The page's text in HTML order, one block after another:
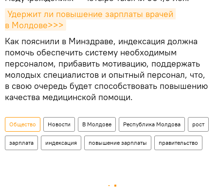
Удержит ли повышение зарплаты врачей
в Молдове>>>
Как пояснили в Минздраве, индексация должна
помочь обеспечить систему необходимым
персоналом, прибавить мотивацию, поддержать
молодых специалистов и опытный персонал, что,
в свою очередь будет способствовать повышению
качества медицинской помощи.
Общество Новости В Молдове Республика Молдова рост
зарплата индексация повышение зарплаты правительство